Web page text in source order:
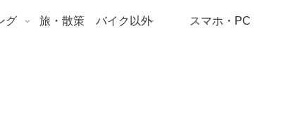
グ 旅・散策 バイク以外 スマホ・PC